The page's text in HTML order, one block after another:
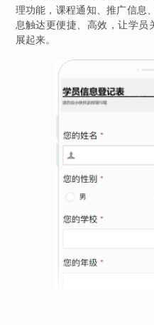
理功能，课程通知、推广信息
息触达更便捷、高效，让学
展起来。